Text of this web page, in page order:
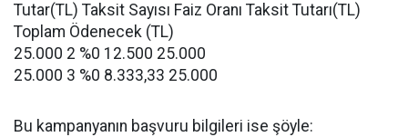
Tutar(TL) Taksit Sayısı Faiz Oranı Taksit Tutarı(TL)
Toplam Ödenecek (TL)
25.000 2 %0 12.500 25.000
25.000 3 %0 8.333,33 25.000
Bu kampanyanın başvuru bilgileri ise şöyle: